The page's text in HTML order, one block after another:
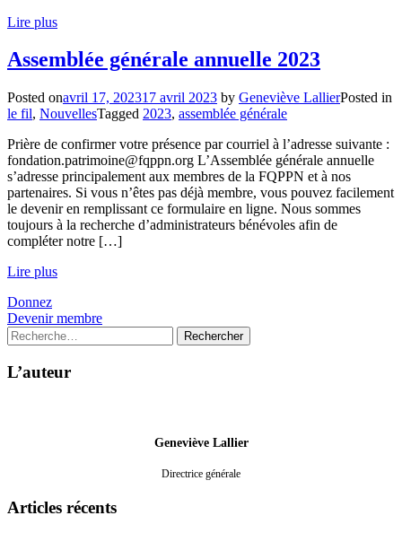
Lire plus
Assemblée générale annuelle 2023
Posted onavril 17, 202317 avril 2023 by Geneviève LallierPosted in
le fil, NouvellesTagged 2023, assemblée générale
Prière de confirmer votre présence par courriel à l’adresse suivante :
fondation.patrimoine@fqppn.org L’Assemblée générale annuelle
s’adresse principalement aux membres de la FQPPN et à nos
partenaires. Si vous n’êtes pas déjà membre, vous pouvez facilement
le devenir en remplissant ce formulaire en ligne. Nous sommes
toujours à la recherche d’administrateurs bénévoles afin de
compléter notre […]
Lire plus
Donnez
Devenir membre
Rechercher :
L’auteur
Geneviève Lallier
Directrice générale
Articles récents